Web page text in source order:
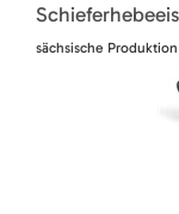
sächsische